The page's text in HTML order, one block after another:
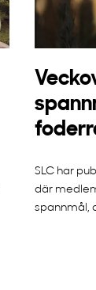
SLC har
där
spannmål,